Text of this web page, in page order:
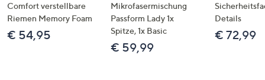
rechts,
um
diese
Comfort verstellbare
Riemen Memory Foam
€ 54,95
Mikrofasermischung
Passform Lady 1x
Spitze, 1x Basic
€ 59,99
Details
€ 72,99